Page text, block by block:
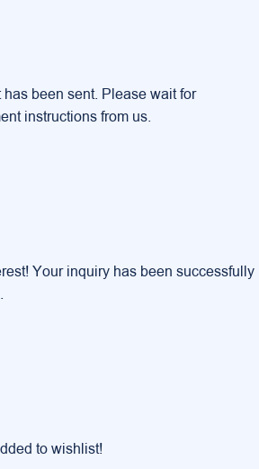
been sent. Please wait for
instructions from us.
Your inquiry has been successfully
to wishlist!